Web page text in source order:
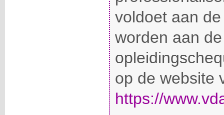
voldoet aan
worden aan
op de website
https://